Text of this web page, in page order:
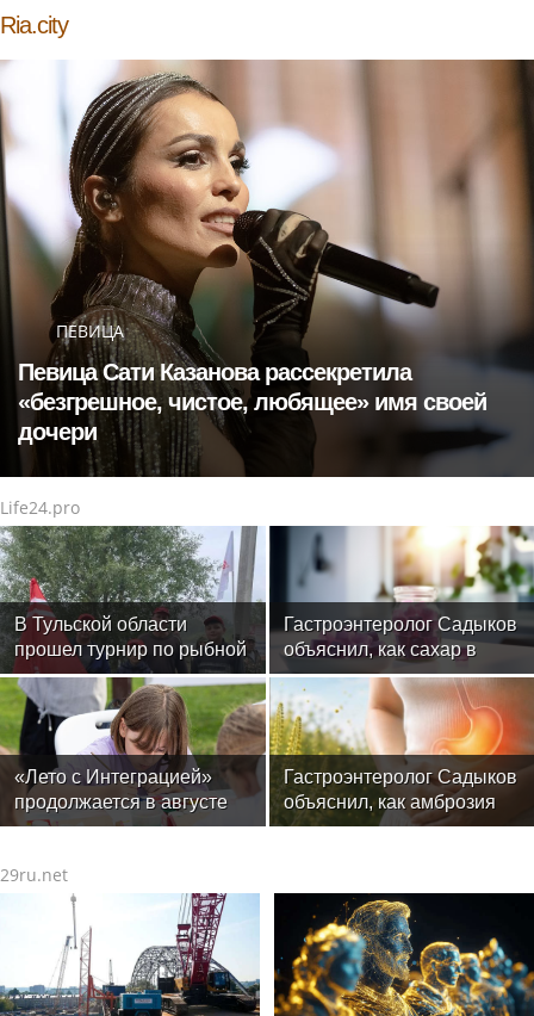
Ria.city
ПЕВИЦА
Певица Сати Казанова рассекретила
«безгрешное, чистое, любящее» имя своей
дочери
Life24.pro
В Тульской области
прошел турнир по рыбной
ловле среди команд
железнодорожников
Гастроэнтеролог Садыков
объяснил, как сахар в
рационе ускоряет
изнашивание тканей
«Лето с Интеграцией»
продолжается в августе
— заключительный месяц
Гастроэнтеролог Садыков
объяснил, как амброзия
может влиять на ЖКТ
29ru.net